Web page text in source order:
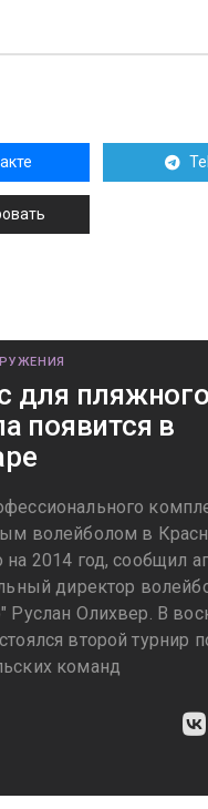
для пляжного
появится в
волейболом в
на 2014 год, сообщил
директор
Руслан Олихвер. В
второй турнир
команд